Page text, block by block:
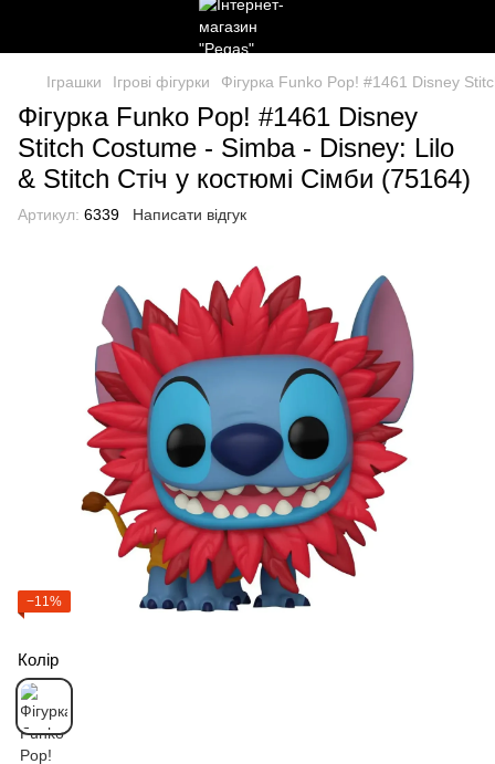
Іграшки Ігрові фігурки Фігурка Funko Pop! #1461 Disney
Фігурка Funko Pop! #1461 Disney
Stitch Costume - Simba - Disney: Lilo
& Stitch Стіч у костюмі Сімби (75164)
Артикул: 6339 Написати відгук
−11%
Колір